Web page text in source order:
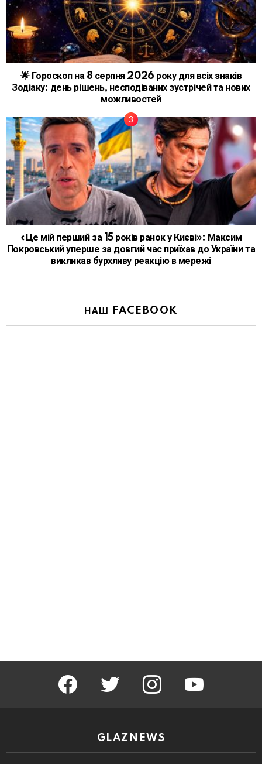
🌟 Гороскоп на 8 серпня 2026 року для всіх знаків
Зодіаку: день рішень, несподіваних зустрічей та нових
можливостей
«Це мій перший за 15 років ранок у Києві»: Максим
Покровський уперше за довгий час приїхав до України та
викликав бурхливу реакцію в мережі
НАШ FACEBOOK
facebook twitter instagram
GLAZNEWS